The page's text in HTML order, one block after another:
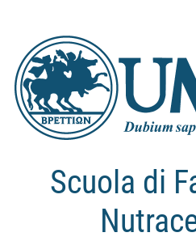
Scuola di